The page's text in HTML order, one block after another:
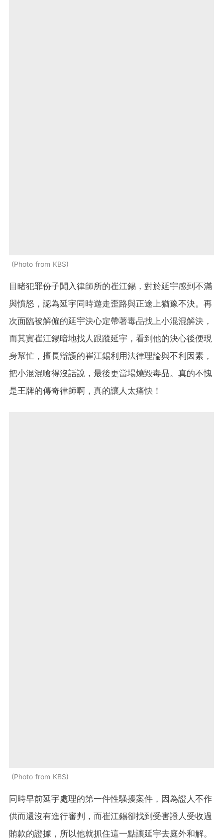
Photo from KBS
目睹犯罪份子闖入律師所的崔江錫，對於延宇感到不滿
與憤怒，認為延宇同時遊走歪路與正途上猶豫不決。再
次面臨被解僱的延宇決心定帶著毒品找上小混混解決，
而其實崔江錫暗地找人跟蹤延宇，看到他的決心後便現
身幫忙，擅長辯護的崔江錫利用法律理論與不利因素，
把小混混嗆得沒話說，最後更當場燒毀毒品。真的不愧
是王牌的傳奇律師啊，真的讓人太痛快！
Photo from KBS
同時早前延宇處理的第一件性騷擾案件，因為證人不作
供而還沒有進行審判，而崔江錫卻找到受害證人受收過
賄款的證據，所以他就抓住這一點讓延宇去庭外和解。